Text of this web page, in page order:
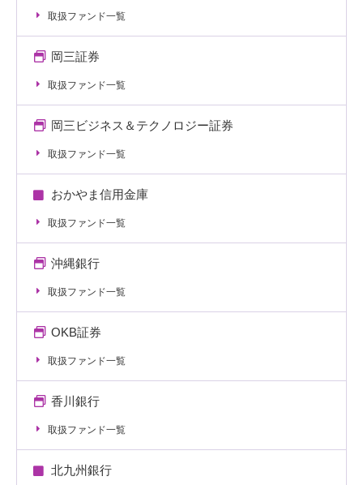
取扱ファンド一覧
岡三証券
取扱ファンド一覧
岡三ビジネス＆テクノロジー証券
取扱ファンド一覧
おかやま信用金庫
取扱ファンド一覧
沖縄銀行
取扱ファンド一覧
OKB証券
取扱ファンド一覧
香川銀行
取扱ファンド一覧
北九州銀行